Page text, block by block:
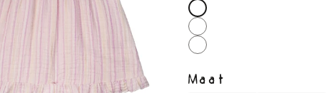
Maat